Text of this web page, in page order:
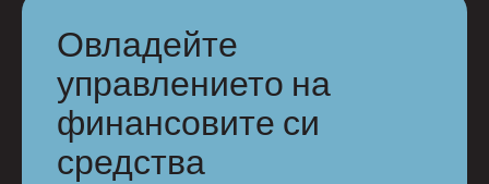
Овладейте
управлението на
финансовите си
средства